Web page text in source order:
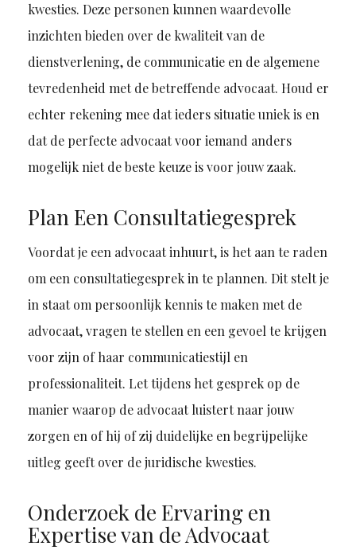
kwesties. Deze personen kunnen waardevolle
inzichten bieden over de kwaliteit van de
dienstverlening, de communicatie en de algemene
tevredenheid met de betreffende advocaat. Houd er
echter rekening mee dat ieders situatie uniek is en
dat de perfecte advocaat voor iemand anders
mogelijk niet de beste keuze is voor jouw zaak.
Plan Een Consultatiegesprek
Voordat je een advocaat inhuurt, is het aan te raden
om een consultatiegesprek in te plannen. Dit stelt je
in staat om persoonlijk kennis te maken met de
advocaat, vragen te stellen en een gevoel te krijgen
voor zijn of haar communicatiestijl en
professionaliteit. Let tijdens het gesprek op de
manier waarop de advocaat luistert naar jouw
zorgen en of hij of zij duidelijke en begrijpelijke
uitleg geeft over de juridische kwesties.
Onderzoek de Ervaring en
Expertise van de Advocaat